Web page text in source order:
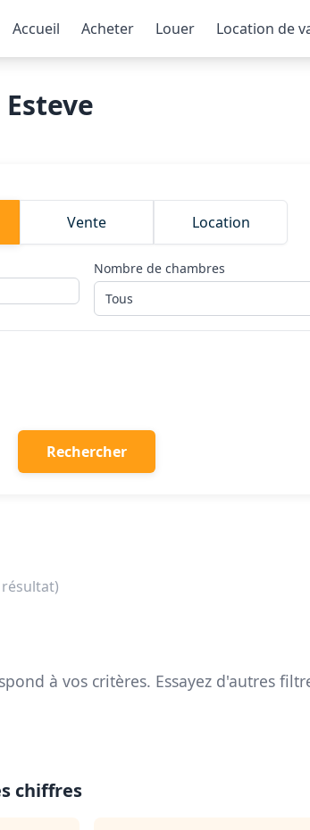
Accueil
Acheter Louer Location de
Vente Location
Nombre de chambres
Rechercher
à vos critères. Essayez d'autres
chiffres